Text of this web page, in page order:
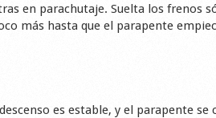
en parachutaje. Suelta los frenos
más hasta que el parapente
es estable, y el parapente